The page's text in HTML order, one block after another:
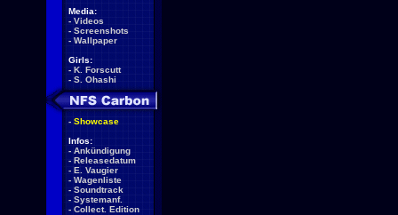
Media:
- Videos
- Screenshots
- Wallpaper
Girls:
- K. Forscutt
- S. Ohashi
- Showcase
Infos:
- Ankündigung
- Releasedatum
- E. Vaugier
- Wagenliste
- Soundtrack
- Systemanf.
- Collect. Edition